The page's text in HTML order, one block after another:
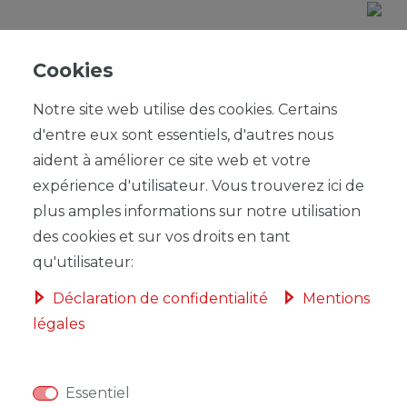
Cookies
Notre site web utilise des cookies. Certains
d'entre eux sont essentiels, d'autres nous
aident à améliorer ce site web et votre
expérience d'utilisateur. Vous trouverez ici de
plus amples informations sur notre utilisation
des cookies et sur vos droits en tant
qu'utilisateur:
Déclaration de confidentialité
Mentions
légales
Essentiel